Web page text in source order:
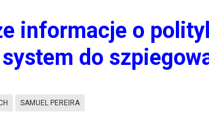
informacje o
do
SAMUEL PEREIRA